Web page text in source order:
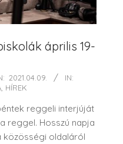
április 19-
2021.04.09.
IN:
, HÍREK
reggeli interjúját
reggel. Hosszú napja
közösségi oldaláról